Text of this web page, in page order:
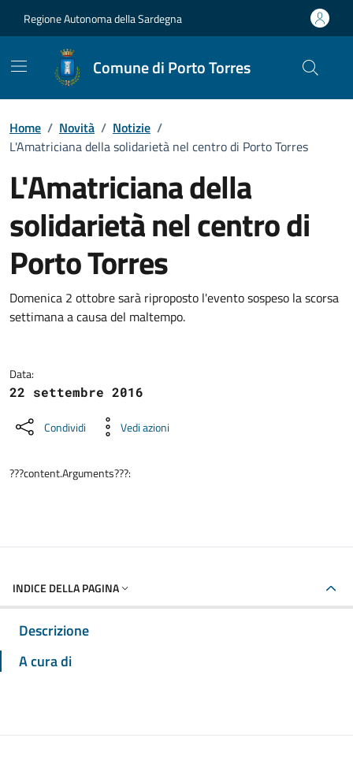
Regione Autonoma della Sardegna
Comune di Porto Torres
Home / Novità / Notizie /
L'Amatriciana della solidarietà nel centro di Porto Torres
L'Amatriciana della
solidarietà nel centro di
Porto Torres
Dettagli della notizia
Domenica 2 ottobre sarà riproposto l'evento sospeso la scorsa
settimana a causa del maltempo.
Data:
22 settembre 2016
Condividi Vedi azioni
???content.Arguments???:
INDICE DELLA PAGINA
Descrizione
A cura di